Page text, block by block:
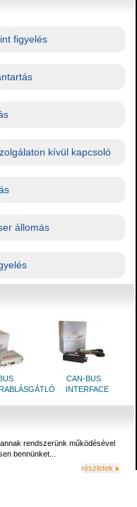
figyelés
kívül kapcsoló
állomás
CAN-BUS
INTERFACE
rendszerünk működésével
bennünket...
részletek